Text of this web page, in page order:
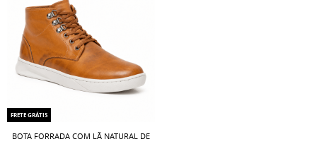
FRETE GRÁTIS
BOTA FORRADA COM LÃ NATURAL DE